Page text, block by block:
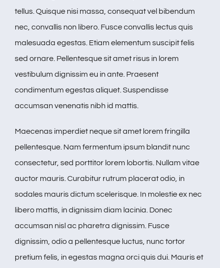
tellus. Quisque nisi massa, consequat vel bibendum
nec, convallis non libero. Fusce convallis lectus quis
malesuada egestas. Etiam elementum suscipit felis
sed ornare. Pellentesque sit amet risus in lorem
vestibulum dignissim eu in ante. Praesent
condimentum egestas aliquet. Suspendisse
accumsan venenatis nibh id mattis.
Maecenas imperdiet neque sit amet lorem fringilla
pellentesque. Nam fermentum ipsum blandit nunc
consectetur, sed porttitor lorem lobortis. Nullam vitae
auctor mauris. Curabitur rutrum placerat odio, in
sodales mauris dictum scelerisque. In molestie ex nec
libero mattis, in dignissim diam lacinia. Donec
accumsan nisl ac pharetra dignissim. Fusce
dignissim, odio a pellentesque luctus, nunc tortor
pretium felis, in egestas magna orci quis dui. Mauris et